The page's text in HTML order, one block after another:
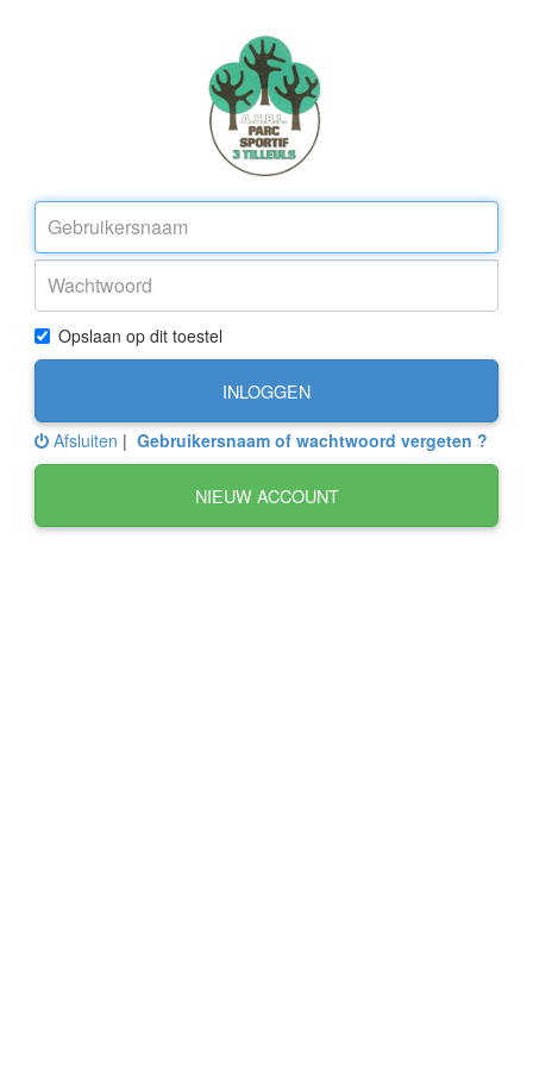
Opslaan op dit toestel
INLOGGEN
Afsluiten | Gebruikersnaam of wachtwoord vergeten ?
NIEUW ACCOUNT